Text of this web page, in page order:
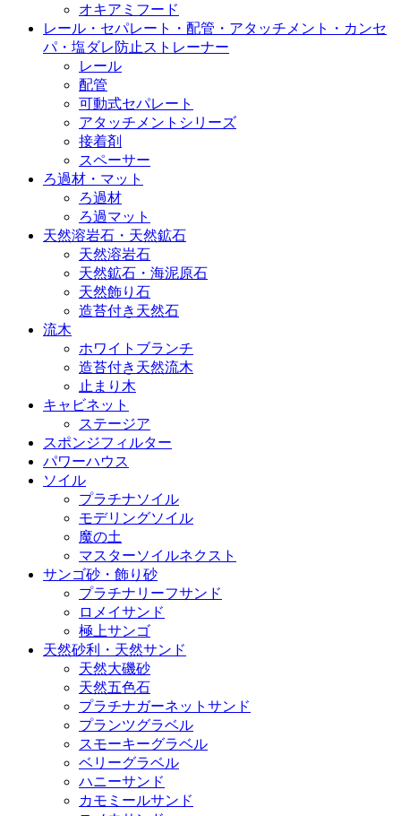
オキアミフード
レール・セパレート・配管・アタッチメント・カンセ
パ・塩ダレ防止ストレーナー
レール
配管
可動式セパレート
アタッチメントシリーズ
接着剤
スペーサー
ろ過材・マット
ろ過材
ろ過マット
天然溶岩石・天然鉱石
天然溶岩石
天然鉱石・海泥原石
天然飾り石
造苔付き天然石
流木
ホワイトブランチ
造苔付き天然流木
止まり木
キャビネット
ステージア
スポンジフィルター
パワーハウス
ソイル
プラチナソイル
モデリングソイル
魔の土
マスターソイルネクスト
サンゴ砂・飾り砂
プラチナリーフサンド
ロメイサンド
極上サンゴ
天然砂利・天然サンド
天然大磯砂
天然五色石
プラチナガーネットサンド
プランツグラベル
スモーキーグラベル
ベリーグラベル
ハニーサンド
カモミールサンド